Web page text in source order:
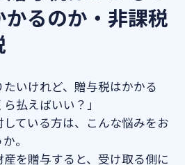
スの特徴
ー
質問
るのか・非課税
たいけれど、贈与税はかかる
払えばいい？」
ている方は、こんな悩みをお
。
を贈与すると、受け取る側に